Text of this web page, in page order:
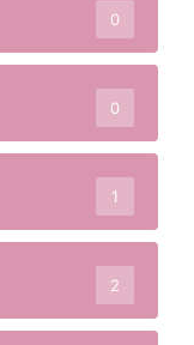
0
0
1
2